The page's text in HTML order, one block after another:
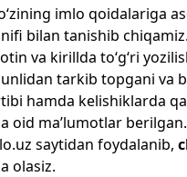
imlo qoidalariga
bilan tanishib chiqamiz.
va kirillda to‘g‘ri
tarkib topgani va
hamda kelishiklarda
oid ma’lumotlar berilgan.
saytidan foydalanib,
olasiz.